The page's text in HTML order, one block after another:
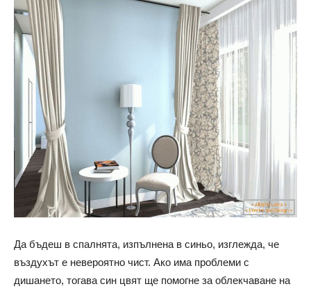
Да бъдеш в спалнята, изпълнена в синьо, изглежда, че
въздухът е невероятно чист. Ако има проблеми с
дишането, тогава син цвят ще помогне за облекчаване на